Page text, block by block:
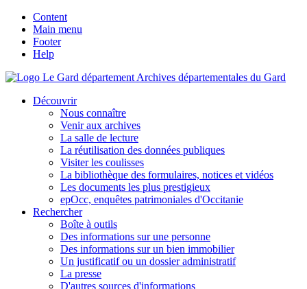
Content
Main menu
Footer
Help
Archives départementales du Gard
Découvrir
Nous connaître
Venir aux archives
La salle de lecture
La réutilisation des données publiques
Visiter les coulisses
La bibliothèque des formulaires, notices et vidéos
Les documents les plus prestigieux
epOcc, enquêtes patrimoniales d'Occitanie
Rechercher
Boîte à outils
Des informations sur une personne
Des informations sur un bien immobilier
Un justificatif ou un dossier administratif
La presse
D'autres sources d'informations